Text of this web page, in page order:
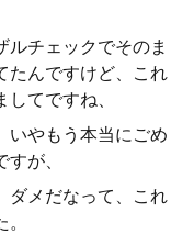
ルチェックでそのま
たんですけど、これ
てですね、
いやもう本当にごめ
が、
ダメだなって、これ